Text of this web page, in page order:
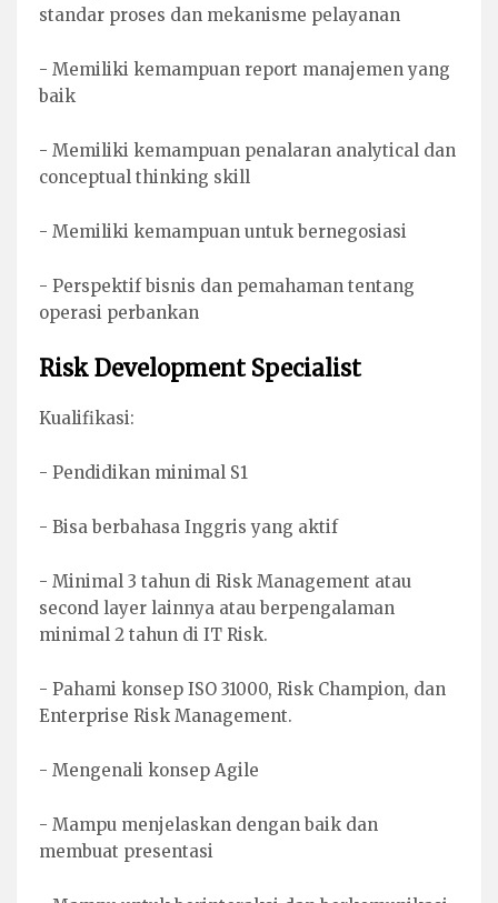
standar proses dan mekanisme pelayanan
- Memiliki kemampuan report manajemen yang
baik
- Memiliki kemampuan penalaran analytical dan
conceptual thinking skill
- Memiliki kemampuan untuk bernegosiasi
- Perspektif bisnis dan pemahaman tentang
operasi perbankan
Risk Development Specialist
Kualifikasi:
- Pendidikan minimal S1
- Bisa berbahasa Inggris yang aktif
- Minimal 3 tahun di Risk Management atau
second layer lainnya atau berpengalaman
minimal 2 tahun di IT Risk.
- Pahami konsep ISO 31000, Risk Champion, dan
Enterprise Risk Management.
- Mengenali konsep Agile
- Mampu menjelaskan dengan baik dan
membuat presentasi